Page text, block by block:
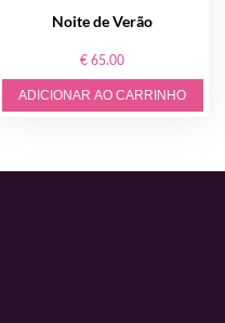
Noite de Verão
€ 65.00
ADICIONAR AO CARRINHO